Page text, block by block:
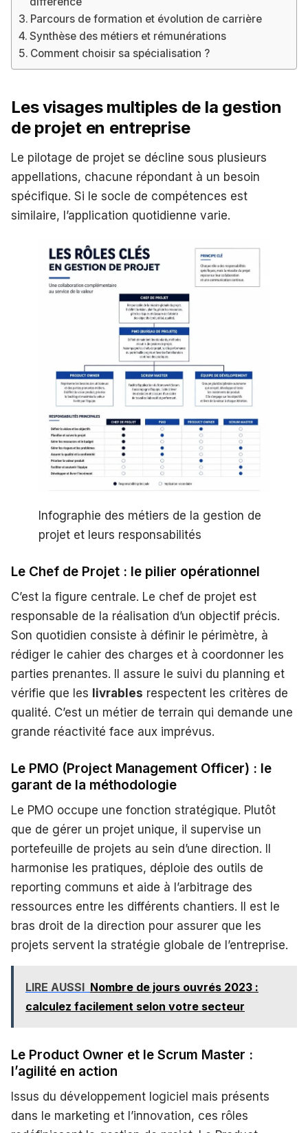
Parcours de formation et évolution de carrière
Synthèse des métiers et rémunérations
Comment choisir sa spécialisation ?
Les visages multiples de la gestion
de projet en entreprise
Le pilotage de projet se décline sous plusieurs
appellations, chacune répondant à un besoin
spécifique. Si le socle de compétences est
similaire, l’application quotidienne varie.
Infographie des métiers de la gestion de
projet et leurs responsabilités
Le Chef de Projet : le pilier opérationnel
C’est la figure centrale. Le chef de projet est
responsable de la réalisation d’un objectif précis.
Son quotidien consiste à définir le périmètre, à
rédiger le cahier des charges et à coordonner les
parties prenantes. Il assure le suivi du planning et
vérifie que les livrables respectent les critères de
qualité. C’est un métier de terrain qui demande une
grande réactivité face aux imprévus.
Le PMO (Project Management Officer) : le
garant de la méthodologie
Le PMO occupe une fonction stratégique. Plutôt
que de gérer un projet unique, il supervise un
portefeuille de projets au sein d’une direction. Il
harmonise les pratiques, déploie des outils de
reporting communs et aide à l’arbitrage des
ressources entre les différents chantiers. Il est le
bras droit de la direction pour assurer que les
projets servent la stratégie globale de l’entreprise.
LIRE AUSSI Nombre de jours ouvrés 2023 :
calculez facilement selon votre secteur
Le Product Owner et le Scrum Master :
l’agilité en action
Issus du développement logiciel mais présents
dans le marketing et l’innovation, ces rôles